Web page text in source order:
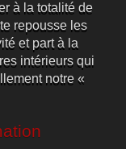
à la totalité de
repousse les
et part à la
intérieurs qui
notre «